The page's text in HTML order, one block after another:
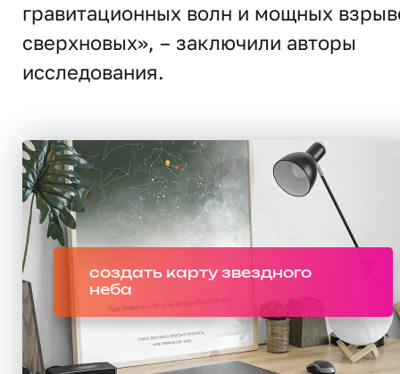
гравитационных волн и мощных
сверхновых», – заключили авторы
исследования.
создать карту звездного
неба